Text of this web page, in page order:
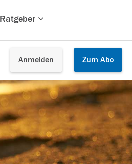
Ratgeber
Anmelden Zum Abo